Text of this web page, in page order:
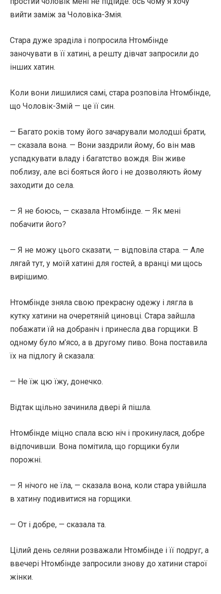
вийти заміж за Чоловіка-Змія.
Стара дуже зраділа і попросила Нтомбінде
заночувати в її хатині, а решту дівчат запросили до
інших хатин.
Коли вони лишилися самі, стара розповіла Нтомбінде,
що Чоловік-Змій — це її син.
— Багато років тому його зачарували молодші брати,
— сказала вона. — Вони заздрили йому, бо він мав
успадкувати владу і багатство вождя. Він живе
поблизу, але всі бояться його і не дозволяють йому
заходити до села.
— Я не боюсь, — сказала Нтомбінде. — Як мені
побачити його?
— Я не можу цього сказати, — відповіла стара. — Але
лягай тут, у моїй хатині для гостей, а вранці ми щось
вирішимо.
Нтомбінде зняла свою прекрасну одежу і лягла в
кутку хатини на очеретяній циновці. Стара зайшла
побажати їй на добраніч і принесла два горщики. В
одному було м’ясо, а в другому пиво. Вона поставила
їх на підлогу й сказала:
— Не їж цю їжу, донечко.
Відтак щільно зачинила двері й пішла.
Нтомбінде міцно спала всю ніч і прокинулася, добре
відпочивши. Вона помітила, що горщики були
порожні.
— Я нічого не їла, — сказала вона, коли стара увійшла
в хатину подивитися на горщики.
— От і добре, — сказала та.
Цілий день селяни розважали Нтомбінде і її подруг, а
ввечері Нтомбінде запросили знову до хатини старої
жінки.